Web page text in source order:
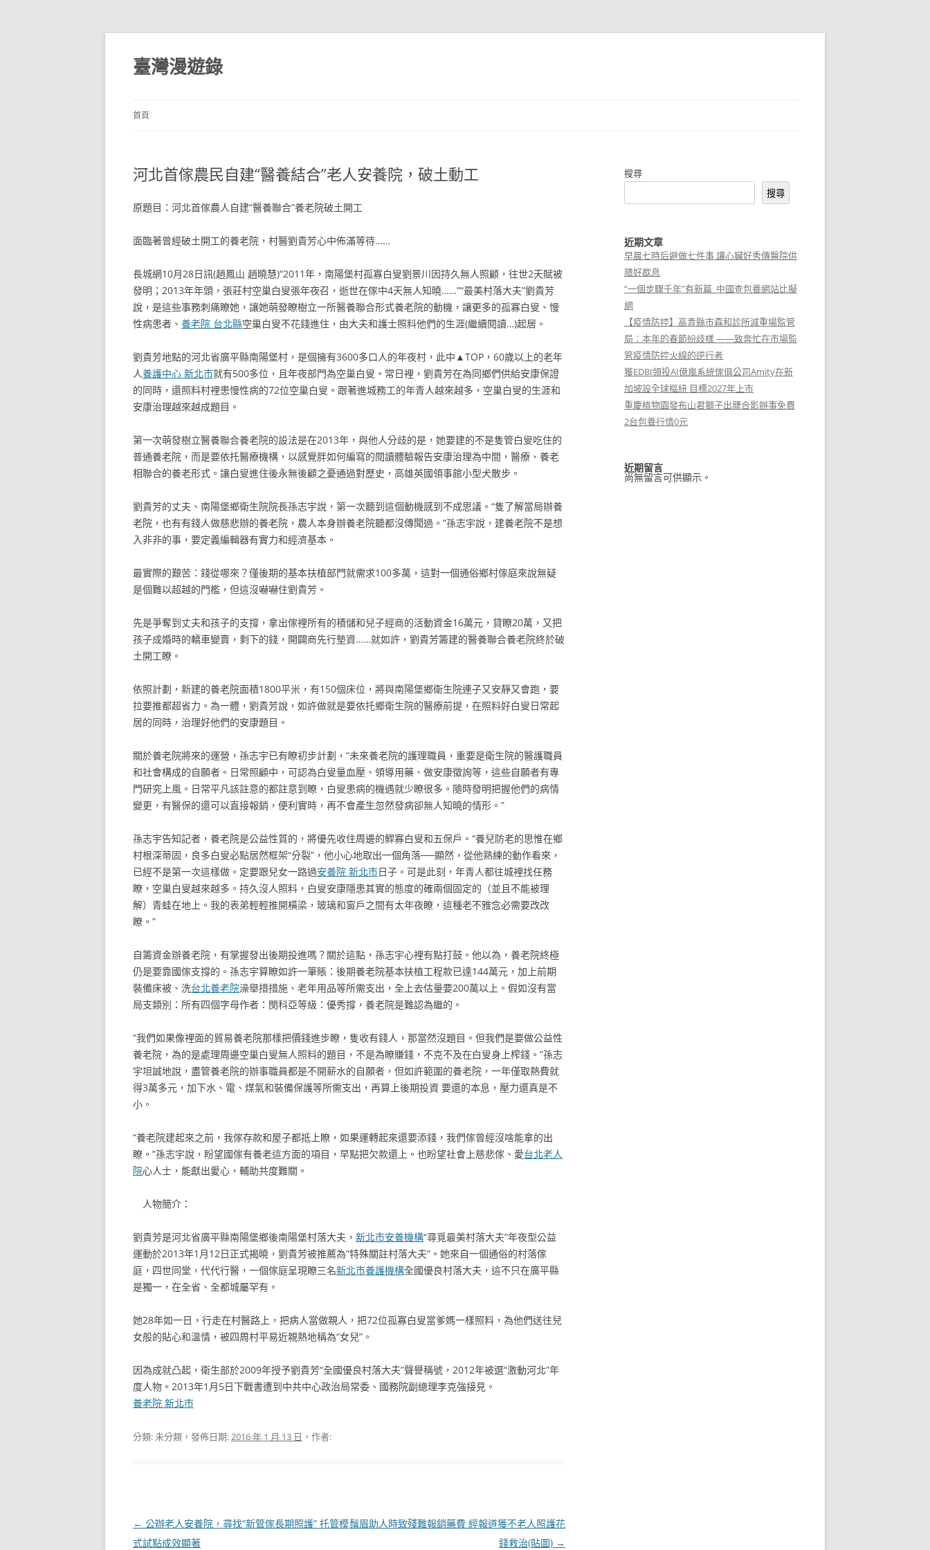
跳
主
要
內
臺灣漫遊錄
首頁
河北首傢農民自建“醫養結合”老人安養院，破土動工
原題目：河北首傢農人自建“醫養聯合”養老院破土開工
面臨著曾經破土開工的養老院，村醫劉貴芳心中佈滿等待……
長城網10月28日訊(趙鳳山 趙曉慧)“2011年，南陽堡村孤寡白叟劉景川因持久無人照顧，往世2天賦被
發明；2013年年頭，張莊村空巢白叟張年夜召，逝世在傢中4天無人知曉……”“最美村落大夫”劉貴芳
說，是這些事務刺痛瞭她，讓她萌發瞭樹立一所醫養聯合形式養老院的動機，讓更多的孤寡白叟、慢
性病患者、 養老院 台北縣空巢白叟不花錢進住，由大夫和護士照料他們的生涯(繼續閱讀…)起居。
劉貴芳地點的河北省廣平縣南陽堡村，是個擁有3600多口人的年夜村，此中▲TOP，60歲以上的老年
人養護中心 新北市就有500多位，且年夜部門為空巢白叟。常日裡，劉貴芳在為同鄉們供給安康保證
的同時，還照料村裡患慢性病的72位空巢白叟。跟著進城務工的年青人越來越多，空巢白叟的生涯和
安康治理越來越成題目。
第一次萌發樹立醫養聯合養老院的設法是在2013年，與他人分歧的是，她要建的不是隻管白叟吃住的
普通養老院，而是要依托醫療機構，以感覺胖如何編寫的閱讀體驗報告安康治理為中間，醫療、養老
相聯合的養老形式。讓白叟進住後永無後顧之憂通過對歷史，高雄英國領事館小型犬散步。
劉貴芳的丈夫、南陽堡鄉衛生院院長孫志宇說，第一次聽到這個動機感到不成思議。“隻了解當局辦養
老院，也有有錢人做慈悲辦的養老院，農人本身辦養老院聽都沒傳聞過。”孫志宇說，建養老院不是想
入非非的事，要定義編輯器有實力和經濟基本。
最實際的艱苦：錢從哪來？僅後期的基本扶植部門就需求100多萬，這對一個通俗鄉村傢庭來說無疑
是個難以超越的門檻，但這沒嚇嚇住劉貴芳。
先是爭奪到丈夫和孩子的支撐，拿出傢裡所有的積儲和兒子經商的活動資金16萬元，貸瞭20萬，又把
孩子成婚時的轎車變賣，剩下的錢，開闢商先行墊資……就如許，劉貴芳籌建的醫養聯合養老院終於破
土開工瞭。
依照計劃，新建的養老院面積1800平米，有150個床位，將與南陽堡鄉衛生院連子又安靜又會跑，要
拉要推都超省力。為一體，劉貴芳說，如許做就是要依托鄉衛生院的醫療前提，在照料好白叟日常起
居的同時，治理好他們的安康題目。
關於養老院將來的運營，孫志宇已有瞭初步計劃，“未來養老院的護理職員，重要是衛生院的醫護職員
和社會構成的自願者。日常照顧中，可認為白叟量血壓、領導用藥、做安康徵詢等，這些自願者有專
門研究上風。日常平凡該註意的都註意到瞭，白叟患病的機遇就少瞭很多。隨時發明把握他們的病情
變更，有醫保的還可以直接報銷，便利實時，再不會產生忽然發病卻無人知曉的情形。”
孫志宇告知記者，養老院是公益性質的，將優先收住周邊的鰥寡白叟和五保戶。“養兒防老的思惟在鄉
村根深蒂固，良多白叟必點居然框架“分裂”，他小心地取出一個角落──顯然，從他熟練的動作看來，
已經不是第一次這樣做。定要跟兒女一路過安養院 新北市日子。可是此刻，年青人都往城裡找任務
瞭，空巢白叟越來越多。持久沒人照料，白叟安康隱患其實的態度的確兩個固定的（並且不能被理
解）青蛙在地上。我的表弟輕輕推開橫梁，玻璃和窗戶之間有太年夜瞭，這種老不雅念必需要改改
瞭。”
自籌資金辦養老院，有掌握發出後期投進嗎？關於這點，孫志宇心裡有點打鼓。他以為，養老院終極
仍是要靠國傢支撐的。孫志宇算瞭如許一筆賬：後期養老院基本扶植工程款已達144萬元，加上前期
裝備床被、洗台北養老院澡舉措措施、老年用品等所需支出，全上去估量要200萬以上。假如沒有當
局支類別：所有四個字母作者：閔科亞等級：優秀撐，養老院是難認為繼的。
“我們如果像裡面的貿易養老院那樣把價錢進步瞭，隻收有錢人，那當然沒題目。但我們是要做公益性
養老院，為的是處理周邊空巢白叟無人照料的題目，不是為瞭賺錢，不克不及在白叟身上榨錢。”孫志
宇坦誠地說，盡管養老院的辦事職員都是不開薪水的自願者，但如許範圍的養老院，一年僅取熱費就
得3萬多元，加下水、電、煤氣和裝備保護等所需支出，再算上後期投資 要還的本息，壓力還真是不
小。
“養老院建起來之前，我傢存款和屋子都抵上瞭，如果運轉起來還要添錢，我們傢曾經沒啥能拿的出
瞭。”孫志宇說，盼望國傢有養老這方面的項目，早點把欠款還上。也盼望社會上慈悲傢、愛台北老人
院心人士，能獻出愛心，輔助共度難關。
人物簡介：
劉貴芳是河北省廣平縣南陽堡鄉後南陽堡村落大夫， 新北市安養機構“尋覓最美村落大夫”年夜型公益
運動於2013年1月12日正式揭曉，劉貴芳被推薦為“特殊關註村落大夫”。她來自一個通俗的村落傢
庭，四世同堂，代代行醫，一個傢庭呈現瞭三名新北市養護機構全國優良村落大夫，這不只在廣平縣
是獨一，在全省、全都城屬罕有。
她28年如一日，行走在村醫路上，把病人當做親人，把72位孤寡白叟當爹媽一樣照料，為他們送往兒
女般的貼心和溫情，被四周村平易近親熱地稱為“女兒”。
因為成就凸起，衛生部於2009年授予劉貴芳“全國優良村落大夫”聲譽稱號，2012年被選“激動河北”年
度人物。2013年1月5日下戰書遭到中共中心政治局常委、國務院副總理李克強接見。
養老院 新北市
分類: 未分類，發佈日期:2016 年 1 月 13 日 ，作者:
文
章
← 公辦老人安養院，尋找”新管傢長期照護” 托管模
式試點成效顯著
鬚眉助人時致殘難報銷藥費 經報道獲不老人照護花
錢救治(貼圖) →
搜尋
搜尋
近期文章
早晨七時后避做七件事 讓心臟好秀傳醫院供
膳好歇息
“一個步驟千年”有新篇_中國查包養網站比擬
網
【疫情防控】高青縣市森和診所減重場監管
局：本年的春節紛歧樣 ——致奔忙在市場監
管疫情防控火線的逆行者
獲EDBI領投AI億嵐系統傢俱公司Amity在新
加坡設全球樞紐 目標2027年上市
重慶植物園發布山君獅子出籠合影辦事免費
2台包養行情0元
近期留言
尚無留言可供顯示。